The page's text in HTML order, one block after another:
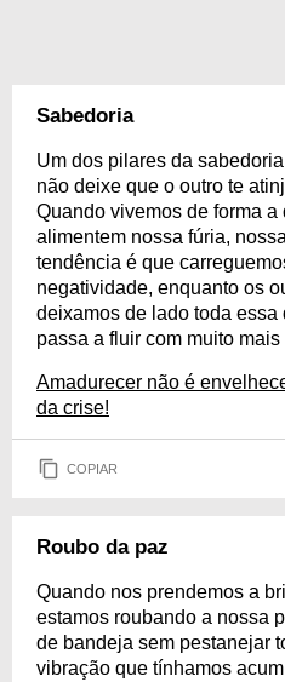
Sabedoria
Um dos pilares da
não deixe que o outro te
Quando vivemos de forma
alimentem nossa fúria,
tendência é que
negatividade, enquanto os
deixamos de lado toda essa
passa a fluir com muito
Amadurecer não é
da crise!
COPIAR
Roubo da paz
Quando nos prendemos a
estamos roubando a nossa
de bandeja sem pestanejar
vibração que tínhamos